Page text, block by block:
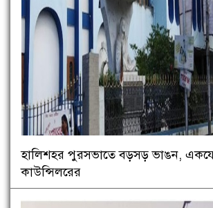
হালিশহর পুরসভাতে বড়সড় ভাঙন,
কাউন্সিলরের